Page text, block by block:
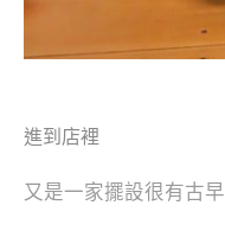
進到店裡
又是一家擺設很有古